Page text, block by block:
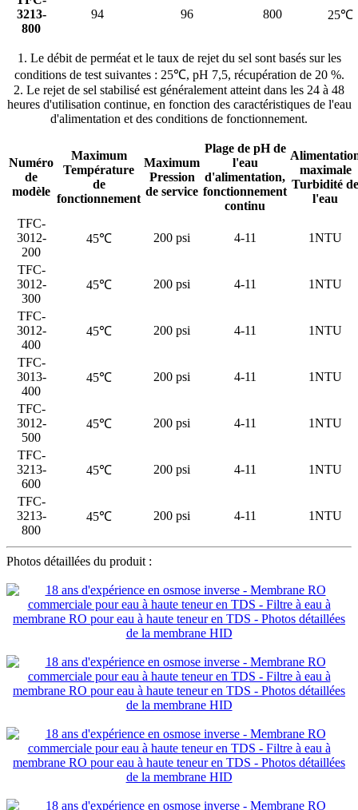
3213-
800
94 96 800 25℃
1. Le débit de perméat et le taux de rejet du sel sont basés sur les
conditions de test suivantes : 25℃, pH 7,5, récupération de 20 %.
2. Le rejet de sel stabilisé est généralement atteint dans les 24 à 48
heures d'utilisation continue, en fonction des caractéristiques de l'eau
d'alimentation et des conditions de fonctionnement.
Numéro
de
modèle
Maximum
Température
de
fonctionnement
Maximum
Pression
de service
Plage de pH de
l'eau
d'alimentation,
fonctionnement
continu
maximale
Turbidité de
l'eau
TFC-
3012-
200
45℃ 200 psi 4-11 1NTU
TFC-
3012-
300
45℃ 200 psi 4-11 1NTU
TFC-
3012-
400
45℃ 200 psi 4-11 1NTU
TFC-
3013-
400
45℃ 200 psi 4-11 1NTU
TFC-
3012-
500
45℃ 200 psi 4-11 1NTU
TFC-
3213-
600
45℃ 200 psi 4-11 1NTU
TFC-
3213-
800
45℃ 200 psi 4-11 1NTU
Photos détaillées du produit :